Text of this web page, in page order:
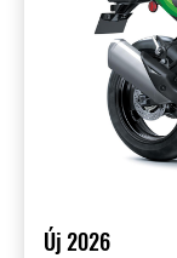
Új 2026